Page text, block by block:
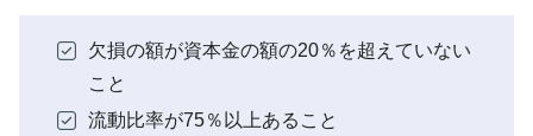
欠損の額が資本金の額の20％を超えていない
こと
流動比率が75％以上あること